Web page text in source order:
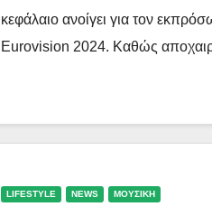
κεφάλαιο ανοίγει για τον
Eurovision 2024. Καθώς
LIFESTYLE NEWS ΜΟΥΣΙΚΗ